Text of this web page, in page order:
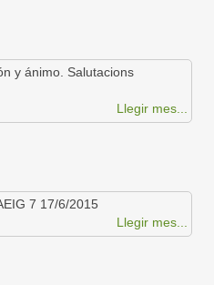
y ánimo. Salutacions
Llegir mes...
7 17/6/2015
Llegir mes...